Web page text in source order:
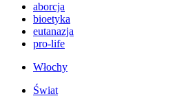
aborcja
bioetyka
eutanazja
pro-life
Włochy
Świat